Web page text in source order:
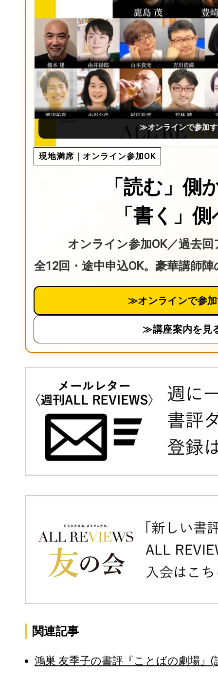
≫オンラインで参加
現地満席｜オンライン参加OK
「読む」側
「書く」
オンライン参加OK／過去
全12回・途中申込OK。豪華講師
≫オンラインで参
≫講座案内を見
関連記事
鴻巣 友季子の書評『ことばの劇場』(